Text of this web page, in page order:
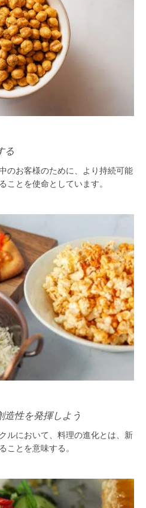
る
のお客様のために、より持続可能
ことを使命としています。
性を発揮しよう
ルにおいて、料理の進化とは、新
ことを意味する。